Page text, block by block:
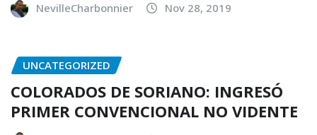
NevilleCharbonnier Nov 28, 2019
UNCATEGORIZED
COLORADOS DE SORIANO: INGRESÓ
PRIMER CONVENCIONAL NO VIDENTE